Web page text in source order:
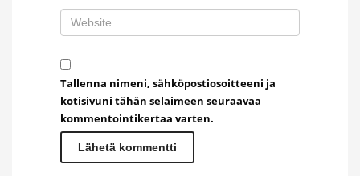
Tallenna nimeni, sähköpostiosoitteeni ja
kotisivuni tähän selaimeen seuraavaa
kommentointikertaa varten.